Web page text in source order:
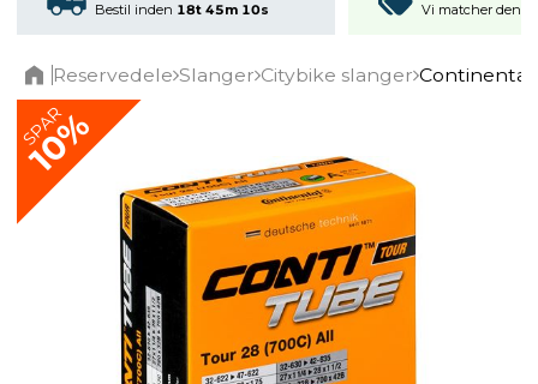
Bestil inden 18t 45m 09s
Vi matcher den
Reservedele Slanger Citybike slanger Continental
SPAR
10%